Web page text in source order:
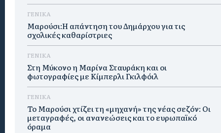
ΓΕΝΙΚΑ
Μαρούσι:Η απάντηση του Δημάρχου για τις
σχολικές καθαρίστριες
ΓΕΝΙΚΑ
Στη Μύκονο η Μαρίνα Σταυράκη και οι
φωτογραφίες με Κίμπερλι Γκιλφόιλ
ΓΕΝΙΚΑ
Το Μαρούσι χτίζει τη «μηχανή» της νέας σεζόν: Οι
μεταγραφές, οι ανανεώσεις και το ευρωπαϊκό
όραμα